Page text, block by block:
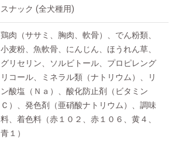
スナック (全犬種用)
鶏肉（ササミ、胸肉、軟骨）、でん粉類、
小麦粉、魚軟骨、にんじん、ほうれん草、
グリセリン、ソルビトール、プロピレング
リコール、ミネラル類（ナトリウム）、リ
ン酸塩（Ｎａ）、酸化防止剤（ビタミン
Ｃ）、発色剤（亜硝酸ナトリウム）、調味
料、着色料（赤１０２、赤１０６、黄４、
青１）